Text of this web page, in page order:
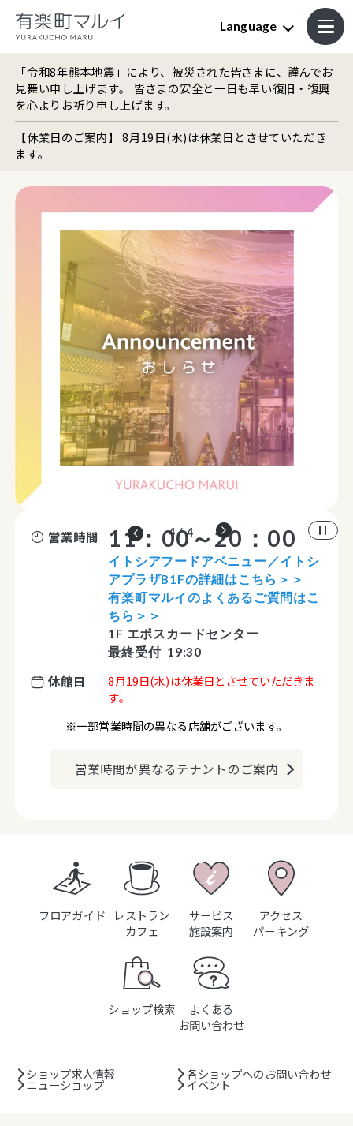
Language
「令和8年熊本地震」により、被災された皆さまに、謹んでお
見舞い申し上げます。 皆さまの安全と一日も早い復旧・復興
を心よりお祈り申し上げます。
【休業日のご案内】 8月19日(水)は休業日とさせていただき
ます。
4 / 4
営業時間 11：00～20：00
イトシアフードアベニュー／イトシ
アプラザB1Fの詳細はこちら＞＞
有楽町マルイのよくあるご質問はこ
ちら＞＞
1F エポスカードセンター
最終受付 19:30
休館日
8月19日(水)は休業日とさせていただきま
す。
※一部営業時間の異なる店舗がございます。
営業時間が異なるテナントのご案内
フロアガイド
アクセス
パーキング
レストラン
カフェ
ショップ検索
サービス
施設案内
よくある
お問い合わせ
ショップ求人情報 各ショップへのお問い合わせ
ニューショップ イベント